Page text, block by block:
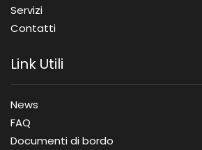
Servizi
Contatti
Link Utili
News
FAQ
Documenti di bordo